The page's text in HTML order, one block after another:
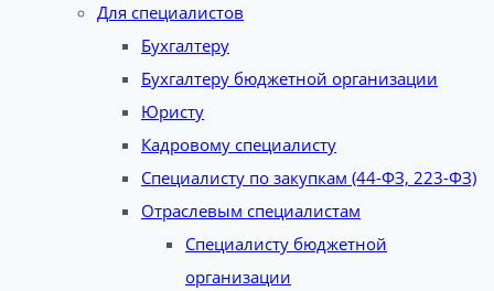
Для специалистов
Бухгалтеру
Бухгалтеру бюджетной организации
Юристу
Кадровому специалисту
Специалисту по закупкам (44-ФЗ, 223-ФЗ)
Отраслевым специалистам
Специалисту бюджетной
организации